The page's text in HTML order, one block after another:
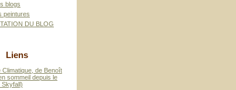
blogs
peintures
DU BLOG
Liens
Climatique, de Benoît
sommeil depuis le
Skyfall)